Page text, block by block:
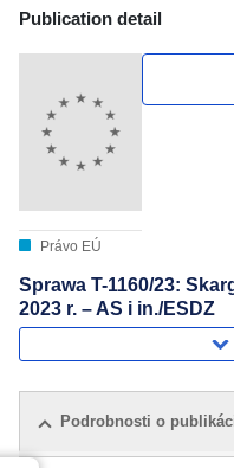
Publication
Publication detail
Právo EÚ
Sprawa T-1160/23:
2023 r. – AS i in./ESDZ
Podrobnosti o